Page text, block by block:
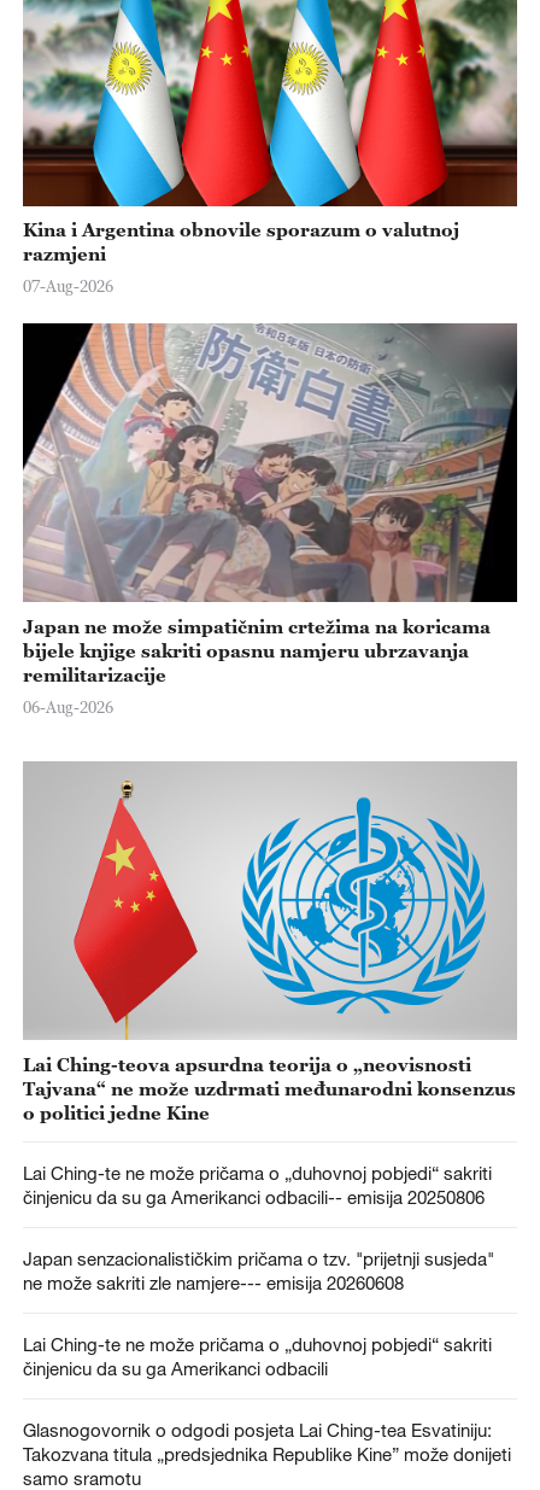
Kina i Argentina obnovile sporazum o valutnoj
razmjeni
07-Aug-2026
Japan ne može simpatičnim crtežima na koricama
bijele knjige sakriti opasnu namjeru ubrzavanja
remilitarizacije
06-Aug-2026
Lai Ching-teova apsurdna teorija o „neovisnosti
Tajvana“ ne može uzdrmati međunarodni konsenzus
o politici jedne Kine
Lai Ching-te ne može pričama o „duhovnoj pobjedi“ sakriti
činjenicu da su ga Amerikanci odbacili-- emisija 20250806
Japan senzacionalističkim pričama o tzv. "prijetnji susjeda"
ne može sakriti zle namjere--- emisija 20260608
Lai Ching-te ne može pričama o „duhovnoj pobjedi“ sakriti
činjenicu da su ga Amerikanci odbacili
Glasnogovornik o odgodi posjeta Lai Ching-tea Esvatiniju:
Takozvana titula „predsjednika Republike Kine” može donijeti
samo sramotu